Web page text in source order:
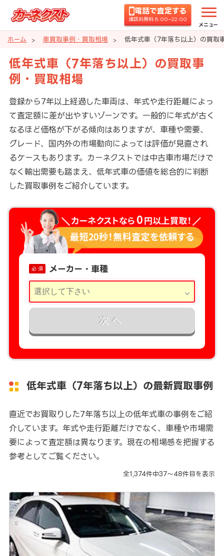
電話で査定する
通話料無料 8:00~22:00
メニュー
ホーム 車買取事例・買取相場 低年式車（7年落ち以上）の買取
低年式車（7年落ち以上）の買取事
例・買取相場
登録から7年以上経過した車両は、年式や走行距離によっ
て査定額に差が出やすいゾーンです。一般的に年式が古く
なるほど価格が下がる傾向はありますが、車種や需要、
グレード、国内外の市場動向によっては評価が見直され
るケースもあります。カーネクストでは中古車市場だけで
なく輸出需要も踏まえ、低年式車の価値を総合的に判断
した買取事例をご紹介しています。
必 須 メーカー・車種
次へ
低年式車（7年落ち以上）の最新買取事例
直近でお買取りした7年落ち以上の低年式車の事例をご紹
介しています。年式や走行距離だけでなく、車種や市場需
要によって査定額は異なります。現在の相場感を把握する
参考としてご覧ください。
全1,374件中37～48件目を表示